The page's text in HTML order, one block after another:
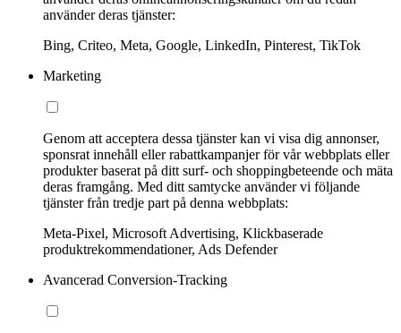
använder deras tjänster:
Bing, Criteo, Meta, Google, LinkedIn, Pinterest, TikTok
Marketing
Genom att acceptera dessa tjänster kan vi visa dig annonser,
sponsrat innehåll eller rabattkampanjer för vår webbplats eller
produkter baserat på ditt surf- och shoppingbeteende och mäta
deras framgång. Med ditt samtycke använder vi följande
tjänster från tredje part på denna webbplats:
Meta-Pixel, Microsoft Advertising, Klickbaserade
produktrekommendationer, Ads Defender
Avancerad Conversion-Tracking